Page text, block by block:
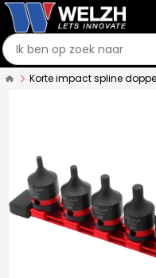
Korte impact spline